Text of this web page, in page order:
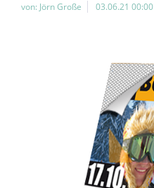
von: Jörn Große 03.06.21 00:00